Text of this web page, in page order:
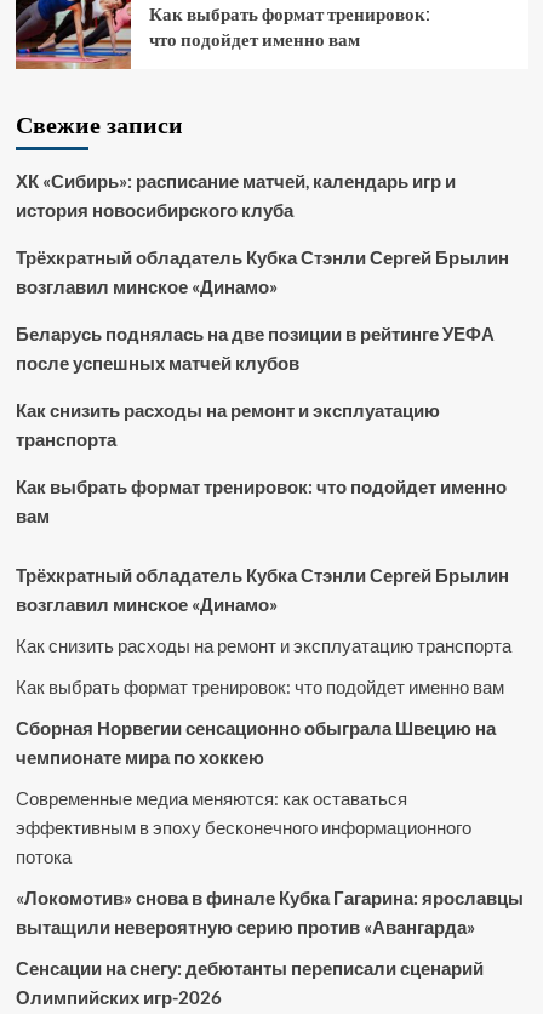
Как выбрать формат тренировок:
что подойдет именно вам
Свежие записи
ХК «Сибирь»: расписание матчей, календарь игр и
история новосибирского клуба
Трёхкратный обладатель Кубка Стэнли Сергей Брылин
возглавил минское «Динамо»
Беларусь поднялась на две позиции в рейтинге УЕФА
после успешных матчей клубов
Как снизить расходы на ремонт и эксплуатацию
транспорта
Как выбрать формат тренировок: что подойдет именно
вам
Трёхкратный обладатель Кубка Стэнли Сергей Брылин
возглавил минское «Динамо»
Как снизить расходы на ремонт и эксплуатацию транспорта
Как выбрать формат тренировок: что подойдет именно вам
Сборная Норвегии сенсационно обыграла Швецию на
чемпионате мира по хоккею
Современные медиа меняются: как оставаться
эффективным в эпоху бесконечного информационного
потока
«Локомотив» снова в финале Кубка Гагарина: ярославцы
вытащили невероятную серию против «Авангарда»
Сенсации на снегу: дебютанты переписали сценарий
Олимпийских игр-2026